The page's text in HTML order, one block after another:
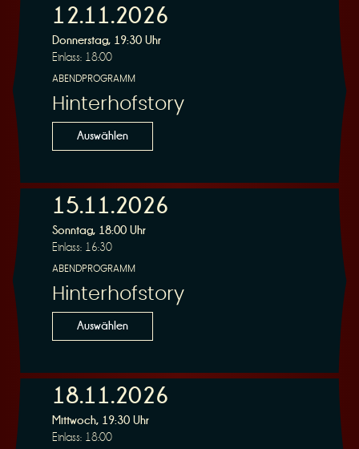
R
e
s
e
12.11.2026
Donnerstag, 19:30 Uhr
Einlass: 18:00
ABENDPROGRAMM
Hinterhofstory
Auswählen
15.11.2026
Sonntag, 18:00 Uhr
Einlass: 16:30
ABENDPROGRAMM
Hinterhofstory
Auswählen
18.11.2026
Mittwoch, 19:30 Uhr
Einlass: 18:00